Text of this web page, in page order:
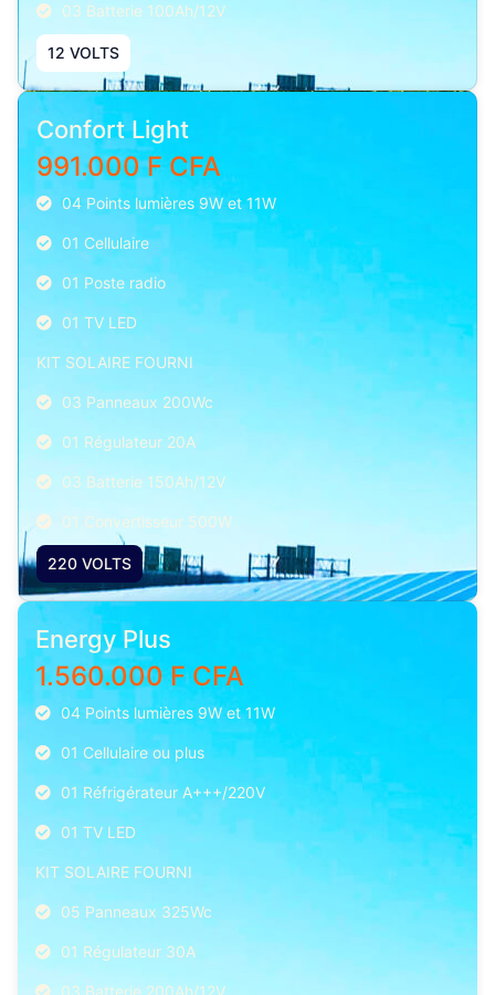
03 Batterie 100Ah/12V
12 VOLTS
Confort Light
991.000 F CFA
04 Points lumières 9W et 11W
01 Cellulaire
01 Poste radio
01 TV LED
KIT SOLAIRE FOURNI
03 Panneaux 200Wc
01 Régulateur 20A
03 Batterie 150Ah/12V
01 Convertisseur 500W
220 VOLTS
Energy Plus
1.560.000 F CFA
04 Points lumières 9W et 11W
01 Cellulaire ou plus
01 Réfrigérateur A+++/220V
01 TV LED
KIT SOLAIRE FOURNI
05 Panneaux 325Wc
01 Régulateur 30A